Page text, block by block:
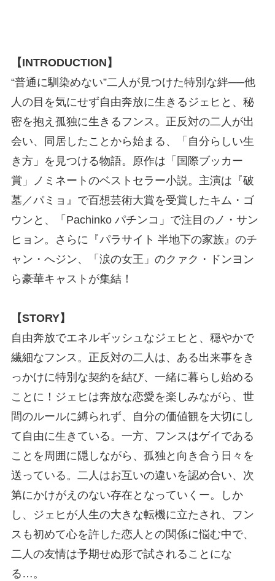
【INTRODUCTION】
“普通に馴染めない”二人が見つけた特別な絆──他
人の目を気にせず自由奔放に生きるジェヒと、秘
密を抱え孤独に生きるフンス。正反対の二人が出
会い、同居したことから始まる、「自分らしい生
き方」を見つける物語。原作は「国際ブッカー
賞」ノミネートのベストセラー小説。主演は『破
墓／パミョ』で百想芸術大賞を受賞したキム・ゴ
ウンと、「Pachinko パチンコ」で注目のノ・サン
ヒョン。さらに『パラサイト 半地下の家族』のチ
ャン・へジン、「涙の女王」のクァク・ドンヨン
ら豪華キャストが集結！
【STORY】
自由奔放でエネルギッシュなジェヒと、穏やかで
繊細なフンス。正反対の二人は、ある出来事をき
っかけに特別な契約を結び、一緒に暮らし始める
ことに！ジェヒは奔放な恋愛を楽しみながら、世
間のルールに縛られず、自分の価値観を大切にし
て自由に生きている。一方、フンスはゲイである
ことを周囲に隠しながら、孤独と向き合う日々を
送っている。二人はお互いの違いを認め合い、次
第にかけがえのない存在となっていくー。しか
し、ジェヒが人生の大きな転機に立たされ、フン
スも初めて心を許した恋人との関係に悩む中で、
二人の友情は予期せぬ形で試されることにな
る…。